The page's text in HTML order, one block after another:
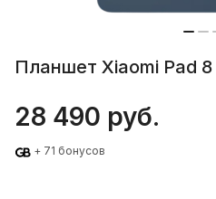
Планшет Xiaomi Pad 8
28 490 руб.
+ 71 бонусов